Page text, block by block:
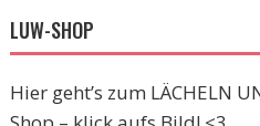
LUW-SHOP
Hier geht’s zum LÄCHELN